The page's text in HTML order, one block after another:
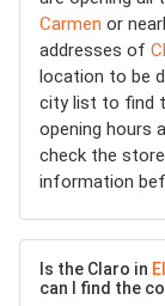
Carmen or
addresses of
location to be
city list to find
opening hours
check the
information
Is the Claro in
can I find the